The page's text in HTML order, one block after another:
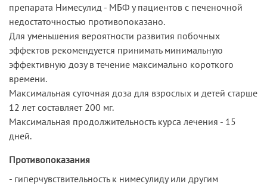
препарата Нимесулид - МБФ у пациентов с печеночной
недостаточностью противопоказано.
Для уменьшения вероятности развития побочных
эффектов рекомендуется принимать минимальную
эффективную дозу в течение максимально короткого
времени.
Максимальная суточная доза для взрослых и детей старше
12 лет составляет 200 мг.
Максимальная продолжительность курса лечения - 15
дней.
Противопоказания
- гиперчувствительность к нимесулиду или другим